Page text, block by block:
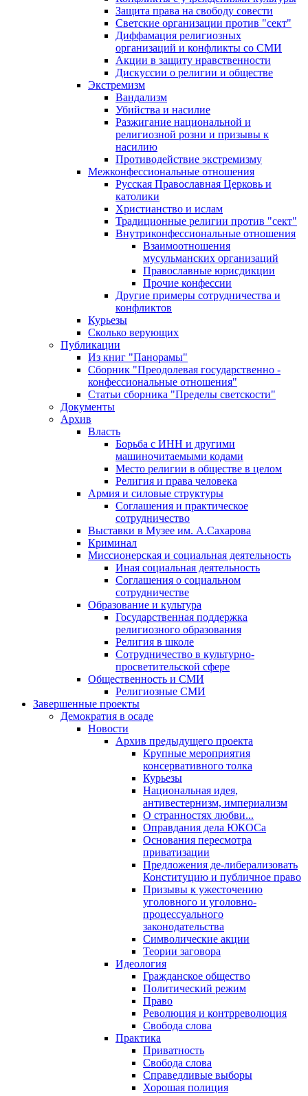
Защита права на свободу совести
Светские организации против "сект"
Диффамация религиозных
организаций и конфликты со СМИ
Акции в защиту нравственности
Дискуссии о религии и обществе
Экстремизм
Вандализм
Убийства и насилие
Разжигание национальной и
религиозной розни и призывы к
насилию
Противодействие экстремизму
Межконфессиональные отношения
Русская Православная Церковь и
католики
Христианство и ислам
Традиционные религии против "сект"
Внутриконфессиональные отношения
Взаимоотношения
мусульманских организаций
Православные юрисдикции
Прочие конфессии
Другие примеры сотрудничества и
конфликтов
Курьезы
Сколько верующих
Публикации
Из книг "Панорамы"
Сборник "Преодолевая государственно -
конфессиональные отношения"
Статьи сборника "Пределы светскости"
Документы
Архив
Власть
Борьба с ИНН и другими
машиночитаемыми кодами
Место религии в обществе в целом
Религия и права человека
Армия и силовые структуры
Соглашения и практическое
сотрудничество
Выставки в Музее им. А.Сахарова
Криминал
Миссионерская и социальная деятельность
Иная социальная деятельность
Соглашения о социальном
сотрудничестве
Образование и культура
Государственная поддержка
религиозного образования
Религия в школе
Сотрудничество в культурно-
просветительской сфере
Общественность и СМИ
Религиозные СМИ
Завершенные проекты
Демократия в осаде
Новости
Архив предыдущего проекта
Крупные мероприятия
консервативного толка
Курьезы
Национальная идея,
антивестернизм, империализм
О странностях любви...
Оправдания дела ЮКОСа
Основания пересмотра
приватизации
Предложения де-либерализовать
Конституцию и публичное право
Призывы к ужесточению
уголовного и уголовно-
процессуального
законодательства
Символические акции
Теории заговора
Идеология
Гражданское общество
Политический режим
Право
Революция и контрреволюция
Свобода слова
Практика
Приватность
Свобода слова
Справедливые выборы
Хорошая полиция